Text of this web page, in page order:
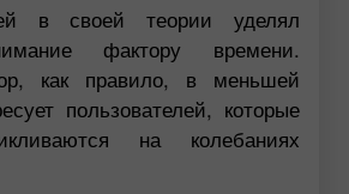
в своей теории уделял
фактору времени.
как правило, в меньшей
пользователей, которые
на колебаниях